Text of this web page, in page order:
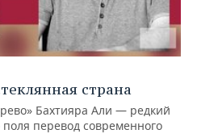
страна
Бахтияра Али — редкий
перевод современного